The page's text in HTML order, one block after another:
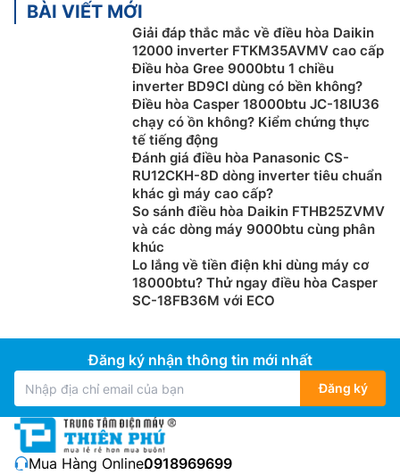
BÀI VIẾT MỚI
Giải đáp thắc mắc về điều hòa Daikin
12000 inverter FTKM35AVMV cao cấp
Điều hòa Gree 9000btu 1 chiều
inverter BD9CI dùng có bền không?
Điều hòa Casper 18000btu JC-18IU36
chạy có ồn không? Kiểm chứng thực
tế tiếng động
Đánh giá điều hòa Panasonic CS-
RU12CKH-8D dòng inverter tiêu chuẩn
khác gì máy cao cấp?
So sánh điều hòa Daikin FTHB25ZVMV
và các dòng máy 9000btu cùng phân
khúc
Lo lắng về tiền điện khi dùng máy cơ
18000btu? Thử ngay điều hòa Casper
SC-18FB36M với ECO
Đăng ký nhận thông tin mới nhất
Đăng ký
Mua Hàng Online:0918969699